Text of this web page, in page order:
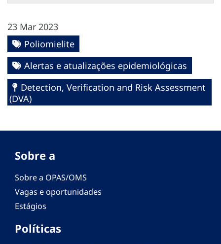
23 Mar 2023
Poliomielite
Alertas e atualizações epidemiológicas
Detection, Verification and Risk Assessment
(DVA)
Sobre a
Sobre a OPAS/OMS
Vagas e oportunidades
Estágios
Políticas